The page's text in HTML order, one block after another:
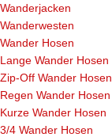
Wanderjacken
Wanderwesten
Wander Hosen
Lange Wander Hosen
Zip-Off Wander Hosen
Regen Wander Hosen
Kurze Wander Hosen
3/4 Wander Hosen